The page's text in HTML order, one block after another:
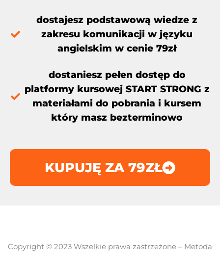
dostajesz podstawową wiedze z
zakresu komunikacji w języku
angielskim w cenie 79zł
dostaniesz pełen dostęp do
platformy kursowej START STRONG z
materiałami do pobrania i kursem
który masz bezterminowo
KUPUJĘ ZA 79ZŁ
Copyright © 2023 Wszelkie prawa zastrzeżone – Metoda